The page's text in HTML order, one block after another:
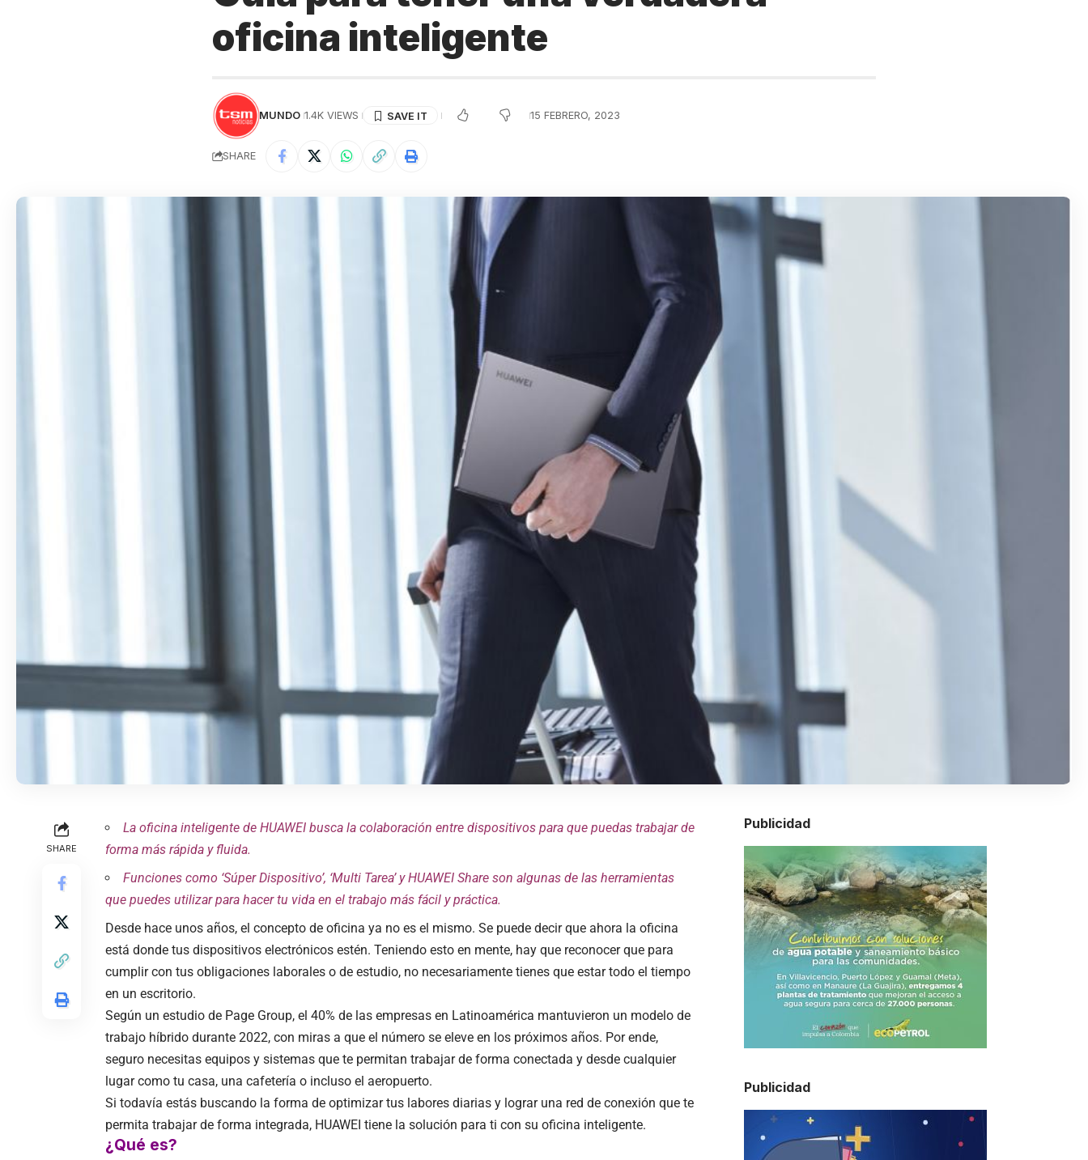
oficina inteligente
MUNDO 1.4K VIEWS 15 FEBRERO, 2023
SHARE
SHARE
La oficina inteligente de HUAWEI busca la colaboración entre dispositivos para que puedas trabajar de
forma más rápida y fluida.
Funciones como ‘Súper Dispositivo’, ‘Multi Tarea’ y HUAWEI Share son algunas de las herramientas
que puedes utilizar para hacer tu vida en el trabajo más fácil y práctica.
Desde hace unos años, el concepto de oficina ya no es el mismo. Se puede decir que ahora la oficina
está donde tus dispositivos electrónicos estén. Teniendo esto en mente, hay que reconocer que para
cumplir con tus obligaciones laborales o de estudio, no necesariamente tienes que estar todo el tiempo
en un escritorio.
Según un estudio de Page Group, el 40% de las empresas en Latinoamérica mantuvieron un modelo de
trabajo híbrido durante 2022, con miras a que el número se eleve en los próximos años. Por ende,
seguro necesitas equipos y sistemas que te permitan trabajar de forma conectada y desde cualquier
lugar como tu casa, una cafetería o incluso el aeropuerto.
Si todavía estás buscando la forma de optimizar tus labores diarias y lograr una red de conexión que te
permita trabajar de forma integrada, HUAWEI tiene la solución para ti con su oficina inteligente.
¿Qué es?
Publicidad
Publicidad